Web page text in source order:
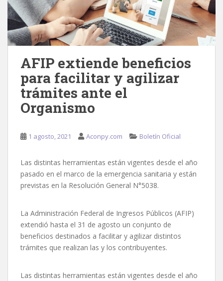
AFIP extiende beneficios
para facilitar y agilizar
trámites ante el
Organismo
1 agosto, 2021 Aconpy.com Boletín Oficial
Las distintas herramientas están vigentes desde el año
pasado en el marco de la emergencia sanitaria y están
previstas en la Resolución General N°5038.
La Administración Federal de Ingresos Públicos (AFIP)
extendió hasta el 31 de agosto un conjunto de
beneficios destinados a facilitar y agilizar distintos
trámites que realizan las y los contribuyentes.
Las distintas herramientas están vigentes desde el año